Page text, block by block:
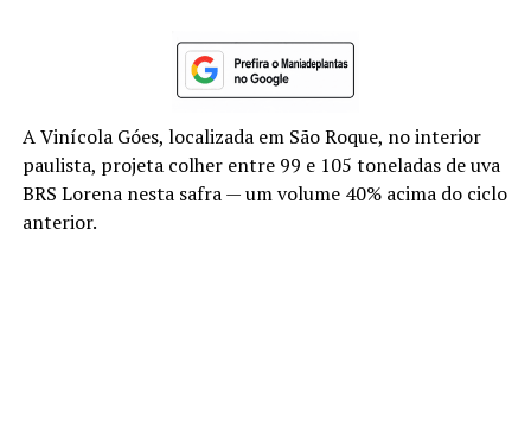
A Vinícola Góes, localizada em São Roque, no interior
paulista, projeta colher entre 99 e 105 toneladas de uva
BRS Lorena nesta safra — um volume 40% acima do ciclo
anterior.